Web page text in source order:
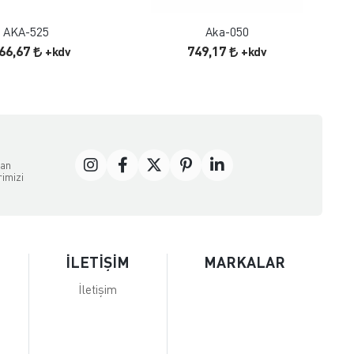
AKA-525
+kdv
Aka-050
749,17 +kdv
İLETİŞİM
İletişim
MARKALAR